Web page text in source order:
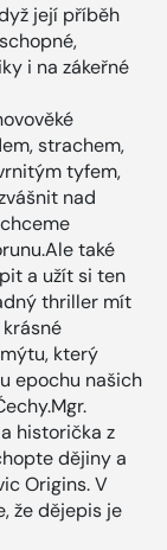
její příběh
i na zákeřné
strachem,
tyfem,
nad
také
a užít si ten
thriller mít
který
epochu našich
historička z
dějiny a
Origins. V
že dějepis je